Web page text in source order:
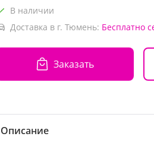
В наличии
Доставка в г. Тюмень: Бесплатно
Заказать
Описание